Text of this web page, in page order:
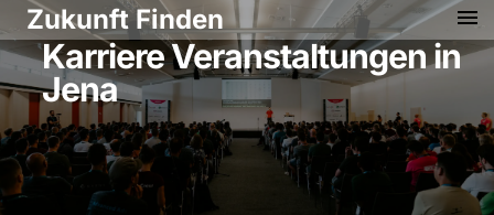
Zukunft Finden menu
Karriere Veranstaltungen in
Jena